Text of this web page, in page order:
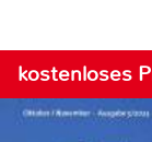
kostenloses